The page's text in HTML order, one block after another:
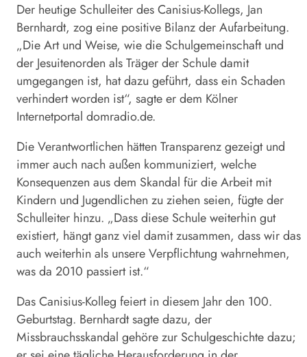
Der heutige Schulleiter des Canisius-Kollegs, Jan
Bernhardt, zog eine positive Bilanz der Aufarbeitung.
„Die Art und Weise, wie die Schulgemeinschaft und
der Jesuitenorden als Träger der Schule damit
umgegangen ist, hat dazu geführt, dass ein Schaden
verhindert worden ist“, sagte er dem Kölner
Internetportal domradio.de.
Die Verantwortlichen hätten Transparenz gezeigt und
immer auch nach außen kommuniziert, welche
Konsequenzen aus dem Skandal für die Arbeit mit
Kindern und Jugendlichen zu ziehen seien, fügte der
Schulleiter hinzu. „Dass diese Schule weiterhin gut
existiert, hängt ganz viel damit zusammen, dass wir das
auch weiterhin als unsere Verpflichtung wahrnehmen,
was da 2010 passiert ist.“
Das Canisius-Kolleg feiert in diesem Jahr den 100.
Geburtstag. Bernhardt sagte dazu, der
Missbrauchsskandal gehöre zur Schulgeschichte dazu;